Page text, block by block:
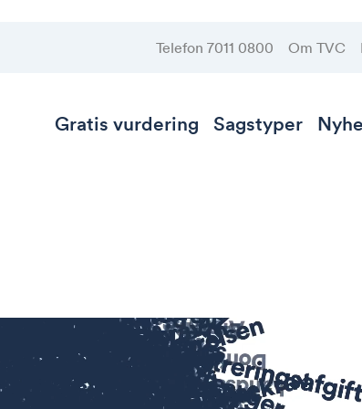
Telefon 7011 0800 Om TVC
Gratis vurdering Sagstyper